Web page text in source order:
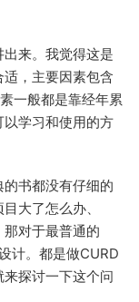
来。我觉得这是
，主要因素包含
一般都是靠经年累
学习和使用的方
书都没有仔细的
大了怎么办、
那对于最普通的
计。都是做CURD
探讨一下这个问